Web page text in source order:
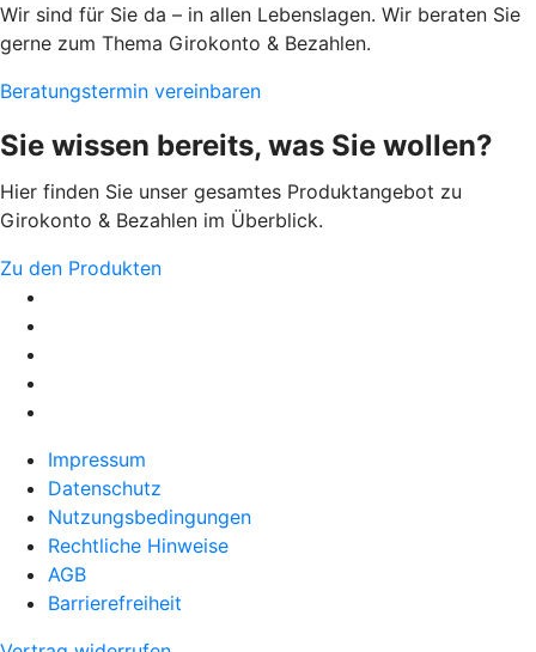
Wir sind für Sie da – in allen Lebenslagen. Wir beraten Sie
gerne zum Thema Girokonto & Bezahlen.
Beratungstermin vereinbaren
Sie wissen bereits, was Sie wollen?
Hier finden Sie unser gesamtes Produktangebot zu
Girokonto & Bezahlen im Überblick.
Zu den Produkten
Impressum
Datenschutz
Nutzungsbedingungen
Rechtliche Hinweise
AGB
Barrierefreiheit